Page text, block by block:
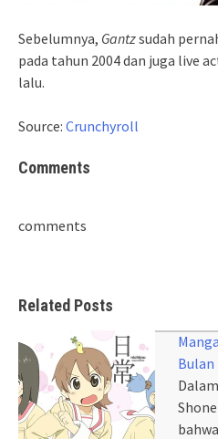
Sebelumnya, Gantzsudah
pada tahun 2004 dan juga live
lalu.
Source: Crunchyroll
Comments
comments
Related Posts
Bulan